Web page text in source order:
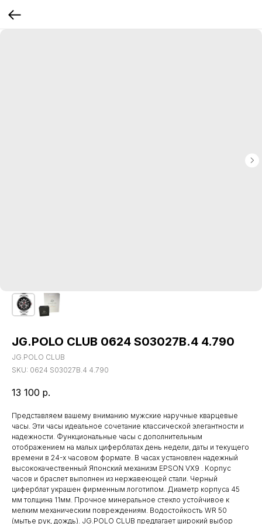
JG.POLO CLUB 0624 S03027B.4 4.790
JG.POLO CLUB
SKU: 0624 S03027B.4 4.790
13 100 р.
Представляем вашему вниманию мужские наручные кварцевые
часы. Эти часы идеальное сочетание классической элегантности и
надежности. Функциональные часы с дополнительным
отображением на малых циферблатах день недели, даты и текущего
времени в 24-х часовом формате. В часах установлен надежный
высококачественный Японский механизм EPSON VX9 . Корпус
часов и браслет выполнен из нержавеющей стали. Черный
циферблат украшен фирменным логотипом. Диаметр корпуса 45
мм толщина 11мм. Прочное минеральное стекло устойчивое к
мелким механическим повреждениям. Водостойкость WR 50
(мытье рук, дождь). JG.POLO CLUB предлагает широкий выбор